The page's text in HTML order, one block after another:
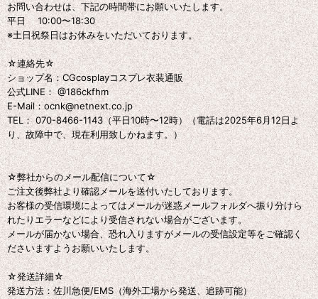
お問い合わせは、下記の時間帯にお願いいたします。
平日 10:00〜18:30
※土日祝祭日はお休みをいただいております。
☆連絡先☆
ショップ名：CGcosplayコスプレ衣装通販
公式LINE： @186ckfhm
E-Mail：ocnk@netnext.co.jp
TEL： 070-8466-1143（平日10時〜12時）（電話は2025年6月12日よ
り、故障中で、現在利用致しかねます。）
☆弊社からのメール配信について☆
ご注文後弊社より確認メールを送付いたしております。
お客様の受信環境によってはメールが迷惑メールフォルダへ振り分けら
れたりエラーなどにより受信されない場合がございます。
メールが届かない場合、恐れ入りますがメールの受信設定等をご確認く
ださいますようお願いいたします。
☆発送詳細☆
発送方法：佐川急便/EMS（海外工場から発送、追跡可能）